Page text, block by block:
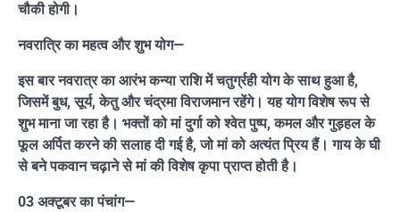
चौकी होगी।
नवरात्रि का महत्व और शुभ योग—
इस बार नवरात्र का आरंभ कन्या राशि में चतुर्ग्रही योग के साथ हुआ है,
जिसमें बुध, सूर्य, केतु और चंद्रमा विराजमान रहेंगे। यह योग विशेष रूप से
शुभ माना जा रहा है। भक्तों को मां दुर्गा को श्वेत पुष्प, कमल और गुड़हल के
फूल अर्पित करने की सलाह दी गई है, जो मां को अत्यंत प्रिय हैं। गाय के घी
से बने पकवान चढ़ाने से मां की विशेष कृपा प्राप्त होती है।
03 अक्टूबर का पंचांग—